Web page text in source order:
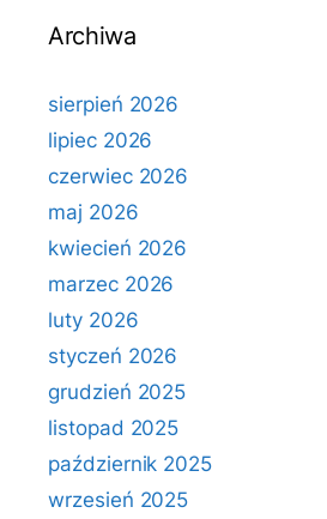
Archiwa
sierpień 2026
lipiec 2026
czerwiec 2026
maj 2026
kwiecień 2026
marzec 2026
luty 2026
styczeń 2026
grudzień 2025
listopad 2025
październik 2025
wrzesień 2025